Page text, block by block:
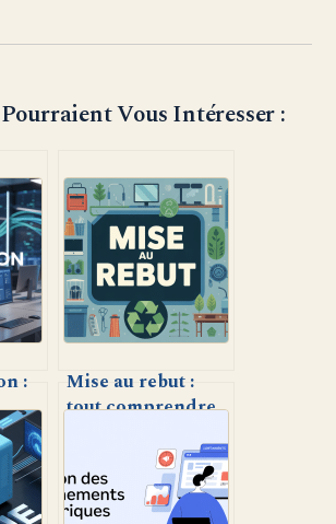
Vous Intéresser :
:
Mise au rebut :
tout comprendre
responsable des
biens et
équipements